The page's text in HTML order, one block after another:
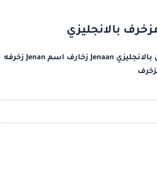
زخرفة اسم Jenan بالانجليزي اسم جنان مزخرف بالانجليزي كيف أكتب اسم جنان بالانجليزي Jenaan زخارف اسم Jenan زخرفه